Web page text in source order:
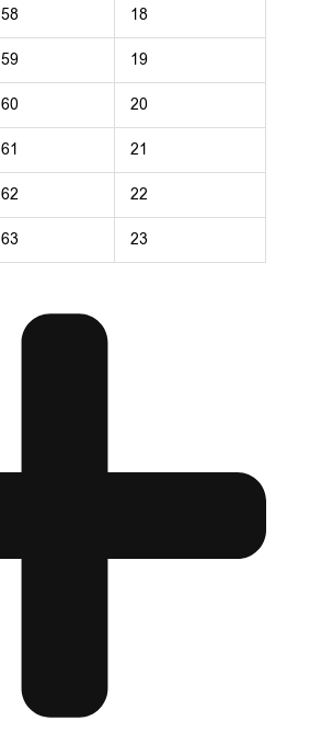
58 18
59 19
60 20
61 21
62 22
63 23